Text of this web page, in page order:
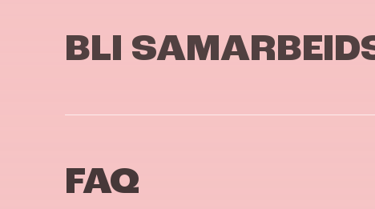
BLI
FAQ